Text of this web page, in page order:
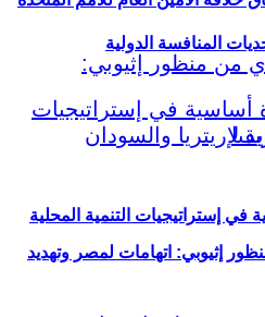
إثيوبي: اتهامات لمصر وتهديد
المنافسة الدولية
في إستراتيجيات التنمية المحلية